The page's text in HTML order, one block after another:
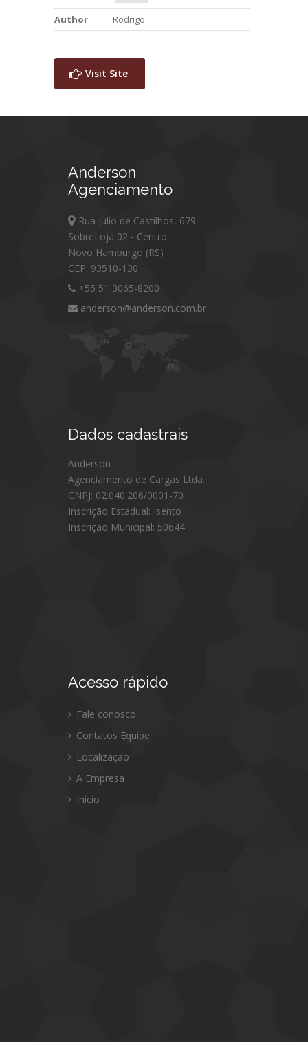
Author Rodrigo
Visit Site
Anderson
Agenciamento
Rua Júlio de Castilhos, 679 -
SobreLoja 02 - Centro
Novo Hamburgo (RS)
CEP: 93510-130
+55 51 3065-8200
anderson@anderson.com.br
Dados cadastrais
Anderson
Agenciamento de Cargas Ltda.
CNPJ: 02.040.206/0001-70
Inscrição Estadual: Isento
Inscrição Municipal: 50644
Acesso rápido
Fale conosco
Contatos Equipe
Localização
A Empresa
Início